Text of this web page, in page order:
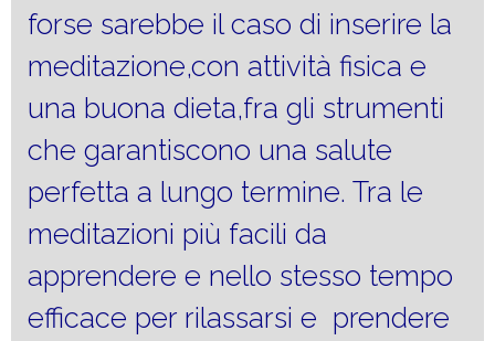
forse sarebbe il caso di inserire la
meditazione,con attività fisica e
una buona dieta,fra gli strumenti
che garantiscono una salute
perfetta a lungo termine. Tra le
meditazioni più facili da
apprendere e nello stesso tempo
efficace per rilassarsi e prendere